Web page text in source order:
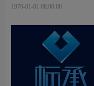
1970-01-01 08:00:00